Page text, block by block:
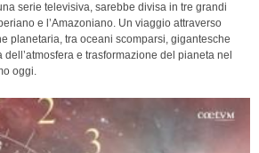
serie televisiva, sarebbe divisa in tre grandi
e l’Amazoniano. Un viaggio attraverso
planetaria, tra oceani scomparsi, gigantesche
e trasformazione del pianeta nel
oggi.